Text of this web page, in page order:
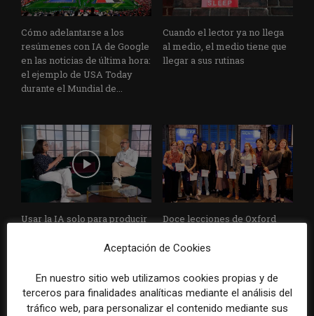
Cómo adelantarse a los
resúmenes con IA de Google
en las noticias de última hora:
el ejemplo de USA Today
durante el Mundial de...
Cuando el lector ya no llega
al medio, el medio tiene que
llegar a sus rutinas
Usar la IA solo para producir
Doce lecciones de Oxford
retórica sobre innovación y
Aceptación de Cookies
En nuestro sitio web utilizamos cookies propias y de
terceros para finalidades analíticas mediante el análisis del
tráfico web, para personalizar el contenido mediante sus